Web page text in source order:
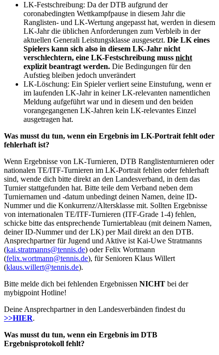
LK-Festschreibung: Da der DTB aufgrund der
coronabedingten Wettkampfpause in diesem Jahr die
Ranglisten- und LK-Wertung angepasst hat, werden in diesem
LK-Jahr die üblichen Anforderungen zum Verbleib in der
aktuellen Generali Leistungsklasse ausgesetzt. Die LK eines
Spielers kann sich also in diesem LK-Jahr nicht
verschlechtern, eine LK-Festschreibung muss nicht
explizit beantragt werden. Die Bedingungen für den
Aufstieg bleiben jedoch unverändert
LK-Löschung: Ein Spieler verliert seine Einstufung, wenn er
im laufenden LK-Jahr in keiner LK-relevanten namentlichen
Meldung aufgeführt war und in diesem und den beiden
vorangegangenen LK-Jahren kein LK-relevantes Einzel
ausgetragen hat.
Was musst du tun, wenn ein Ergebnis im LK-Portrait fehlt oder
fehlerhaft ist?
Wenn Ergebnisse von LK-Turnieren, DTB Ranglistenturnieren oder
nationalen TE/ITF-Turnieren im LK-Portrait fehlen oder fehlerhaft
sind, wende dich bitte direkt an den Landesverband, in dem das
Turnier stattgefunden hat. Bitte teile dem Verband neben dem
Turniernamen und -datum unbedingt deinen Namen, deine ID-
Nummer und die Konkurrenz/Altersklasse mit. Sollten Ergebnisse
von internationalen TE/ITF-Turnieren (ITF-Grade 1-4) fehlen,
schicke bitte das entsprechende Turniertableau (mit deinem Namen,
deiner ID-Nummer und der LK) per Mail direkt an den DTB.
Ansprechpartner für Jugend und Aktive ist Kai-Uwe Stratmanns
(kai.stratmanns@tennis.de) oder Felix Wortmann
(felix.wortmann@tennis.de), für Senioren Klaus Willert
(klaus.willert@tennis.de).
Bitte melde dich bei fehlenden Ergebnissen NICHT bei der
mybigpoint Hotline!
Deine Ansprechpartner in den Landesverbänden findest du
>>HIER.
Was musst du tun, wenn ein Ergebnis im DTB
Ergebnisprotokoll fehlt?